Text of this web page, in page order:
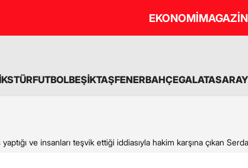
EKONOMİMAGAZİN
FUTBOLBEŞİKTAŞFENERBAHÇEGALATASARAY
yaptığı ve insanları teşvik ettiği iddiasıyla hakim karşına çıkan